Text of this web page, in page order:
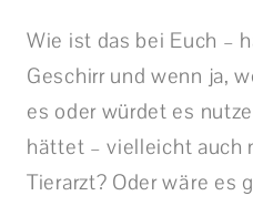
Wie ist das bei Euch –
Geschirr und wenn ja,
es oder würdet es
hättet – vielleicht auch
Tierarzt? Oder wäre es